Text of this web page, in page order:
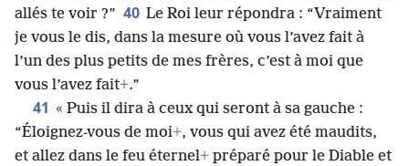
allés te voir ?” 40 Le Roi leur répondra : “Vraiment
je vous le dis, dans la mesure où vous l’avez fait à
l’un des plus petits de mes frères, c’est à moi que
vous l’avez fait+.”
41 « Puis il dira à ceux qui seront à sa gauche :
“Éloignez-vous de moi+, vous qui avez été maudits,
et allez dans le feu éternel+ préparé pour le Diable et